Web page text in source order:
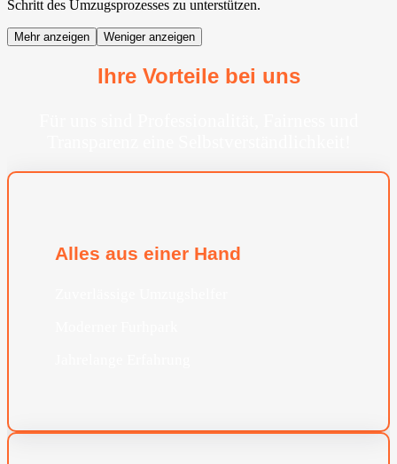
Schritt des Umzugsprozesses zu unterstützen.
Mehr anzeigen Weniger anzeigen
Ihre Vorteile bei uns
Alles aus einer Hand